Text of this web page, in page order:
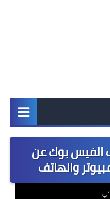
اخبار
ابل
اندرويد
بوك عن
والهاتف